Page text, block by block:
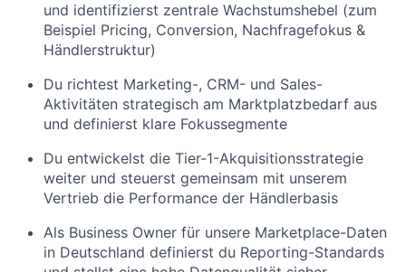
und identifizierst zentrale Wachstumshebel (zum
Beispiel Pricing, Conversion, Nachfragefokus &
Händlerstruktur)
Du richtest Marketing-, CRM- und Sales-
Aktivitäten strategisch am Marktplatzbedarf aus
und definierst klare Fokussegmente
Du entwickelst die Tier-1-Akquisitionsstrategie
weiter und steuerst gemeinsam mit unserem
Vertrieb die Performance der Händlerbasis
Als Business Owner für unsere Marketplace-Daten
in Deutschland definierst du Reporting-Standards